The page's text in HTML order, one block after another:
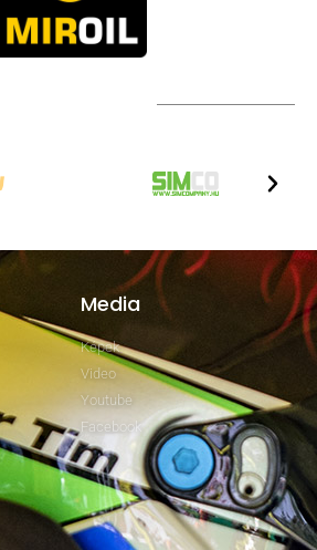
Media
Képek
Video
Youtube
Facebook